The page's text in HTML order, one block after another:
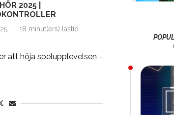
2025 |
18 minut(ers) lästid
att höja spelupplevelsen –